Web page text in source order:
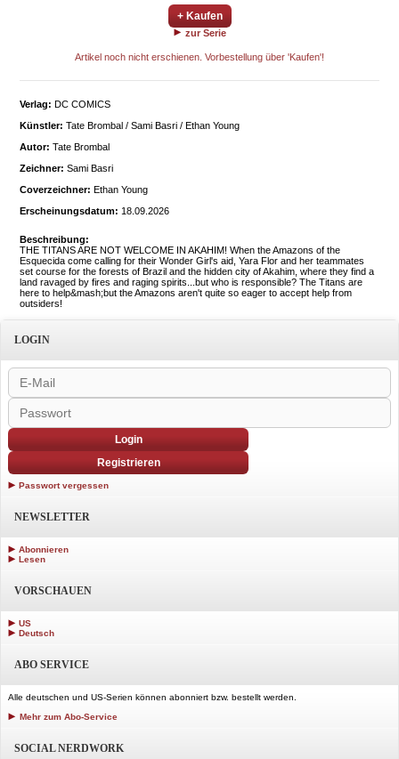
+ Kaufen
zur Serie
Artikel noch nicht erschienen. Vorbestellung über 'Kaufen'!
Verlag: DC COMICS
Künstler: Tate Brombal / Sami Basri / Ethan Young
Autor: Tate Brombal
Zeichner: Sami Basri
Coverzeichner: Ethan Young
Erscheinungsdatum: 18.09.2026
Beschreibung:
THE TITANS ARE NOT WELCOME IN AKAHIM! When the Amazons of the
Esquecida come calling for their Wonder Girl's aid, Yara Flor and her teammates
set course for the forests of Brazil and the hidden city of Akahim, where they find a
land ravaged by fires and raging spirits...but who is responsible? The Titans are
here to help&mash;but the Amazons aren't quite so eager to accept help from
outsiders!
LOGIN
Login
Registrieren
Passwort vergessen
NEWSLETTER
Abonnieren
Lesen
VORSCHAUEN
US
Deutsch
ABO SERVICE
Alle deutschen und US-Serien können abonniert bzw. bestellt werden.
Mehr zum Abo-Service
SOCIAL NERDWORK